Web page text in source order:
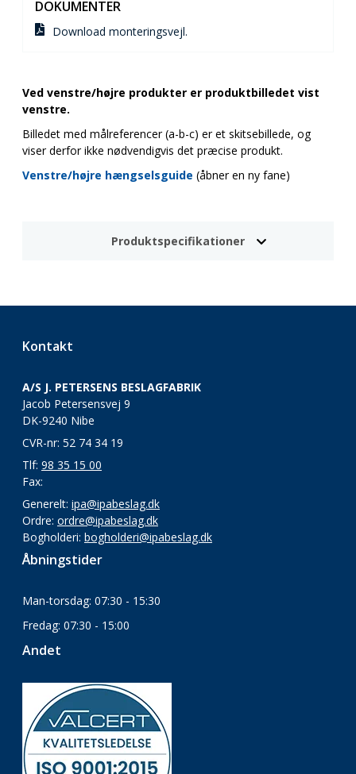
DOKUMENTER
Download monteringsvejl.
Ved venstre/højre produkter er produktbilledet vist
venstre.
Billedet med målreferencer (a-b-c) er et skitsebillede, og
viser derfor ikke nødvendigvis det præcise produkt.
Venstre/højre hængselsguide (åbner en ny fane)
Produktspecifikationer
Kontakt
A/S J. PETERSENS BESLAGFABRIK
Jacob Petersensvej 9
DK-9240 Nibe
CVR-nr: 52 74 34 19
Tlf: 98 35 15 00
Fax:
Generelt: ipa@ipabeslag.dk
Ordre: ordre@ipabeslag.dk
Bogholderi: bogholderi@ipabeslag.dk
Åbningstider
Man-torsdag: 07:30 - 15:30
Fredag: 07:30 - 15:00
Andet